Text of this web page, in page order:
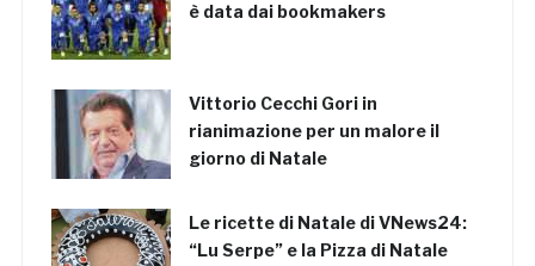
è data dai bookmakers
Vittorio Cecchi Gori in
rianimazione per un malore il
giorno di Natale
Le ricette di Natale di VNews24:
“Lu Serpe” e la Pizza di Natale